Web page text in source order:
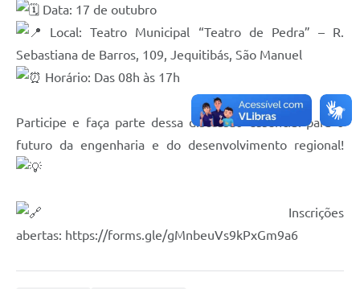
Data: 17 de outubro
Local: Teatro Municipal “Teatro de Pedra” – R.
Sebastiana de Barros, 109, Jequitibás, São Manuel
Horário: Das 08h às 17h
Participe e faça parte dessa discussão essencial para o
futuro da engenharia e do desenvolvimento regional!
Inscrições
abertas: https://forms.gle/gMnbeuVs9kPxGm9a6